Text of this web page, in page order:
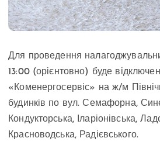
Для проведення
13:00 (орієнтовно) буде
«Коменергосервіс» на ж/м
будинків по вул. Семафорна,
Кондукторська, Іларіонівська,
Красноводська, Радієвського.